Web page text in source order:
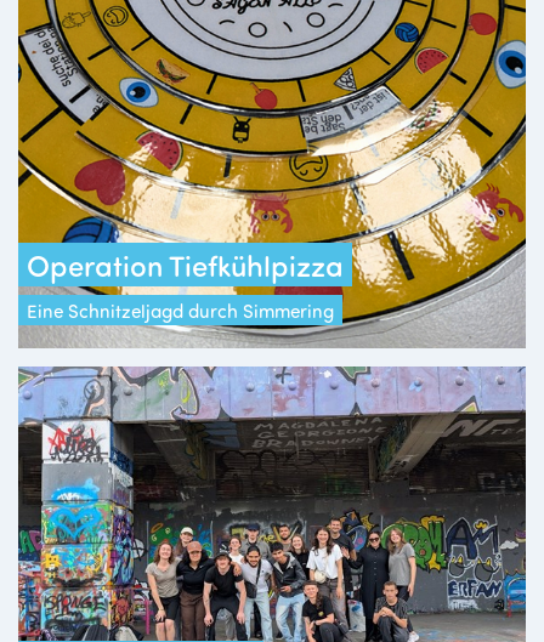
Operation Tiefkühlpizza
Eine Schnitzeljagd durch Simmering